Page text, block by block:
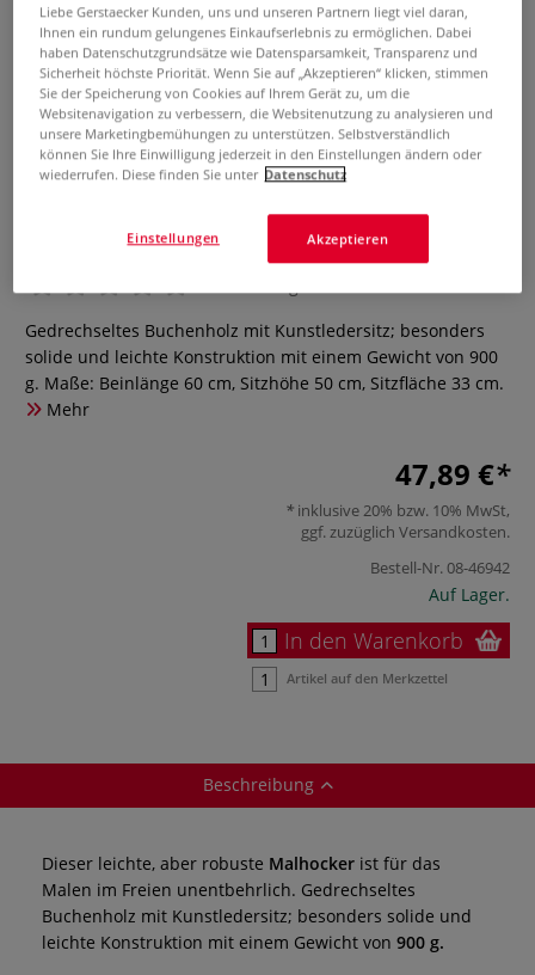
Malhocker
Gedrechseltes Buchenholz mit Kunstledersitz; besonders
solide und leichte Konstruktion mit einem Gewicht von 900
g. Maße: Beinlänge 60 cm, Sitzhöhe 50 cm, Sitzfläche 33 cm.
Mehr
47,89 €
inklusive 20% bzw. 10% MwSt,
ggf. zuzüglich Versandkosten.
Bestell-Nr.08-46942
Auf Lager.
In den Warenkorb
Artikel auf den Merkzettel
Beschreibung
Dieser leichte, aber robuste Malhocker ist für das
Malen im Freien unentbehrlich. Gedrechseltes
Buchenholz mit Kunstledersitz; besonders solide und
leichte Konstruktion mit einem Gewicht von 900 g.
Liebe Gerstaecker Kunden, uns und unseren Partnern liegt viel daran,
Ihnen ein rundum gelungenes Einkaufserlebnis zu ermöglichen. Dabei
haben Datenschutzgrundsätze wie Datensparsamkeit, Transparenz und
Sicherheit höchste Priorität. Wenn Sie auf „Akzeptieren“ klicken, stimmen
Sie der Speicherung von Cookies auf Ihrem Gerät zu, um die
Websitenavigation zu verbessern, die Websitenutzung zu analysieren und
unsere Marketingbemühungen zu unterstützen. Selbstverständlich
können Sie Ihre Einwilligung jederzeit in den Einstellungen ändern oder
wiederrufen. Diese finden Sie unter Datenschutz
Akzeptieren
Einstellungen